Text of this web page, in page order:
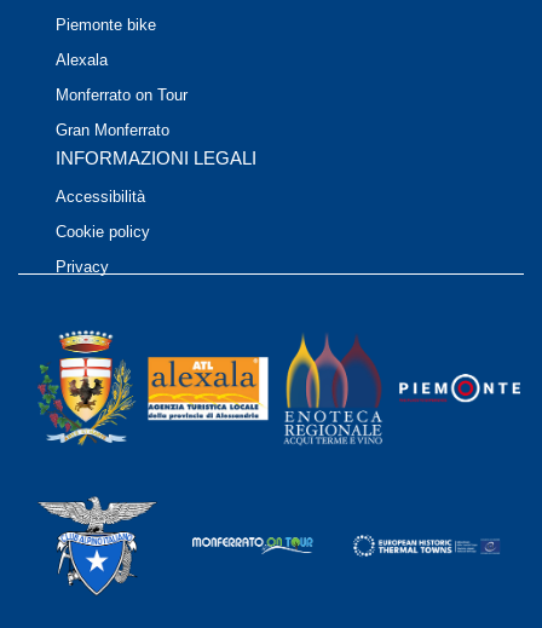
Piemonte bike
Alexala
Monferrato on Tour
Gran Monferrato
INFORMAZIONI LEGALI
Accessibilità
Cookie policy
Privacy